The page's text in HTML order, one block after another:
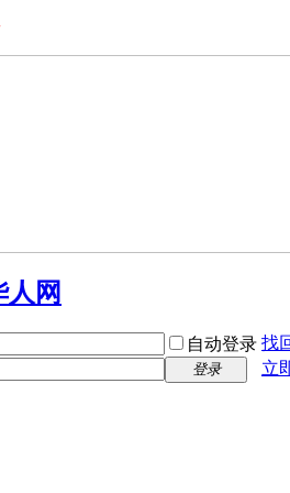
自动登录 找
登录
立